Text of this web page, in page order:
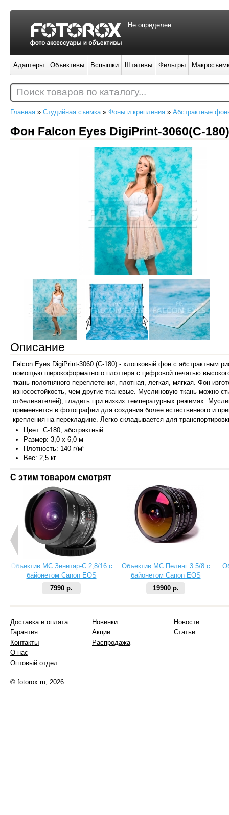
Главная » Студийная съемка» Фоны и крепления » Абстрактные
Фон Falcon Eyes DigiPrint-3060(C-
Описание
Falcon Eyes DigiPrint-3060 (C-180) - хлопковый фон с абстрактным
помощью широкоформатного плоттера с цифровой печатью
ткань полотняного переплетения, плотная, легкая, мягкая. Фон
износостойкость, чем другие тканевые. Муслиновую ткань можно
отбеливателей), гладить при низких температурных режимах.
применяется в фотографии для создания более естественного и
крепления на перекладине. Легко складывается для
Цвет: C-180, абстрактный
Размер: 3,0 х 6,0 м
Плотность: 140 г/м²
Вес: 2,5 кг
С этим товаром смотрят
Объектив МС Зенитар-C 2,8/16 с
байонетом Canon EOS
7990 р.
Объектив МС Пеленг 3.5/8 с
байонетом Canon EOS
19900 р.
Не определен
Адаптеры Объективы Вспышки Штативы Фильтры
Поиск товаров по каталогу...
Доставка и оплата
Гарантия
Контакты
О нас
Оптовый отдел
Новинки
Акции
Распродажа
Новости
Статьи
© fotorox.ru, 2026